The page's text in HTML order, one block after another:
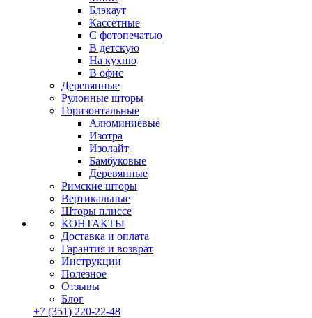
Блэкаут
Кассетные
С фотопечатью
В детскую
На кухню
В офис
Деревянные
Рулонные шторы
Горизонтальные
Алюминиевые
Изотра
Изолайт
Бамбуковые
Деревянные
Римские шторы
Вертикальные
Шторы плиссе
КОНТАКТЫ
Доставка и оплата
Гарантия и возврат
Инструкции
Полезное
Отзывы
Блог
+7 (351) 220-22-48